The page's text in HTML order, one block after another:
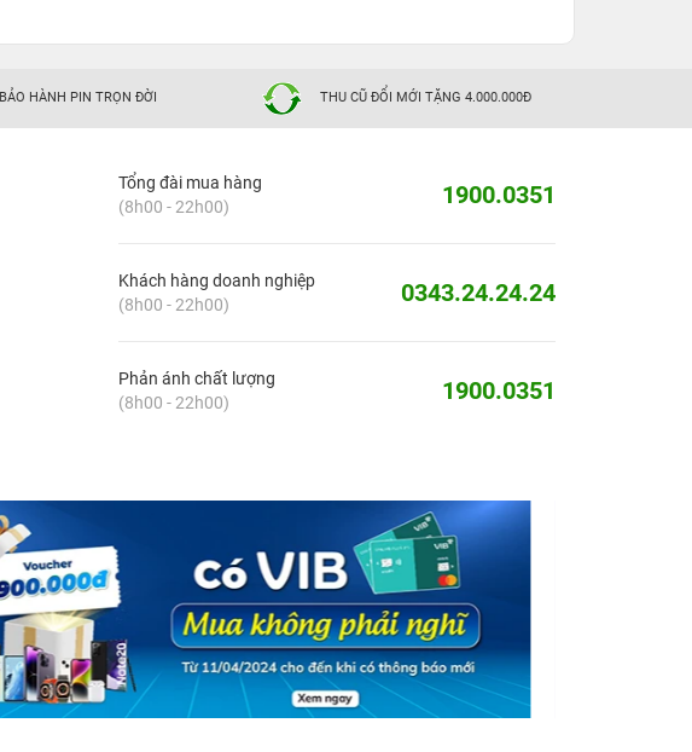
BẢO HÀNH PIN TRỌN ĐỜI THU CŨ ĐỔI MỚI TẶNG 4.000.000Đ
Tổng đài mua hàng
(8h00 - 22h00)
1900.0351
Khách hàng doanh nghiệp
(8h00 - 22h00)
0343.24.24.24
Phản ánh chất lượng
(8h00 - 22h00)
1900.0351